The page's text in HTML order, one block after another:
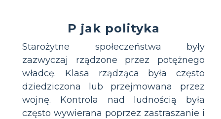
P jak polityka
Starożytne społeczeństwa były
zazwyczaj rządzone przez potężnego
władcę. Klasa rządząca była często
dziedziczona lub przejmowana przez
wojnę. Kontrola nad ludnością była
często wywierana poprzez zastraszanie i